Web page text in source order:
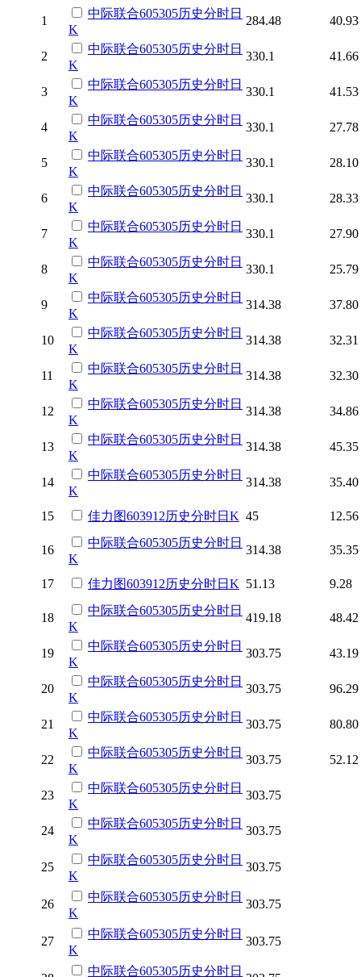
1
中际联合605305历史分时日
K
284.48 40.93
2
中际联合605305历史分时日
K
330.1 41.66
3
中际联合605305历史分时日
K
330.1 41.53
4
中际联合605305历史分时日
K
330.1 27.78
5
中际联合605305历史分时日
K
330.1 28.10
6
中际联合605305历史分时日
K
330.1 28.33
7
中际联合605305历史分时日
K
330.1 27.90
8
中际联合605305历史分时日
K
330.1 25.79
9
中际联合605305历史分时日
K
314.38 37.80
10
中际联合605305历史分时日
K
314.38 32.31
11
中际联合605305历史分时日
K
314.38 32.30
12
中际联合605305历史分时日
K
314.38 34.86
13
中际联合605305历史分时日
K
314.38 45.35
14
中际联合605305历史分时日
K
314.38 35.40
15 佳力图603912历史分时日K 45 12.56
16
中际联合605305历史分时日
K
314.38 35.35
17 佳力图603912历史分时日K 51.13 9.28
18
中际联合605305历史分时日
K
419.18 48.42
19
中际联合605305历史分时日
K
303.75 43.19
20
中际联合605305历史分时日
K
303.75 96.29
21
中际联合605305历史分时日
K
303.75 80.80
22
中际联合605305历史分时日
K
303.75 52.12
23
中际联合605305历史分时日
K
303.75
24
中际联合605305历史分时日
K
303.75
25
中际联合605305历史分时日
K
303.75
26
中际联合605305历史分时日
K
303.75
27
中际联合605305历史分时日
K
303.75
中际联合605305历史分时日